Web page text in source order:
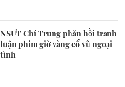
NSƯT Chí Trung phản hồi tranh
luận phim giờ vàng cổ vũ ngoại
tình